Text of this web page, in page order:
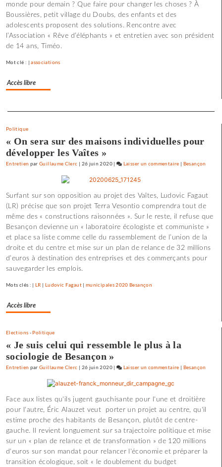
«
films
monde pour demain ? Que faire pour changer les choses ? À
Boussières, petit village du Doubs, des enfants et des
adolescents proposent des solutions. Rencontre avec
l’Association « Rêve d’éléphants » et entretien avec son président
de 14 ans, Timéo.
Mot clé : |associations
Accès libre
Separateur
Politique
« On sera sur des maisons individuelles pour
développer les Vaîtes »
Entretien parGuillaume Clerc | 26 juin 2020| Laisser un commentaire on
:
«
J’aime
les
films
où
il
| Besançon
Surfant sur son opposition au projet des Vaîtes, Ludovic Fagaut
(LR) précise que son projet Terra Vesontio comprendra tout de
même des « constructions raisonnées ». Sur le reste, il refuse que
Besançon devienne un « laboratoire écologiste et communiste »
et place sa liste comme celle du rassemblement de l’union de la
droite et du centre et mise sur un plan de relance de 32 millions
d’euros à destination des entreprises et des commerçants pour
sauvegarder les emplois.
Mots clés : |LR | Ludovic Fagaut|municipales 2020 Besançon
Accès libre
Elections - Politique
« Je suis celui qui ressemble le plus à la
sociologie de Besançon »
Entretien parGuillaume Clerc | 26 juin 2020| Laisser un commentaire on
:
«
J’aime
les
films
où
| Besançon
Face aux listes qu'ils jugent gauchisante pour l'une et droitière
pour l'autre, Éric Alauzet veut porter un projet au centre, qu'il
estime proche des habitants de Besançon, plutôt de centre-
gauche. Il revient longuement sur sa trajectoire politique et mise
sur un « plan de relance et de transformation » de 120 millions
d'euros sur son mandat pour relancer l'économie et préparer la
transition écologique, soit « le doublement du budget